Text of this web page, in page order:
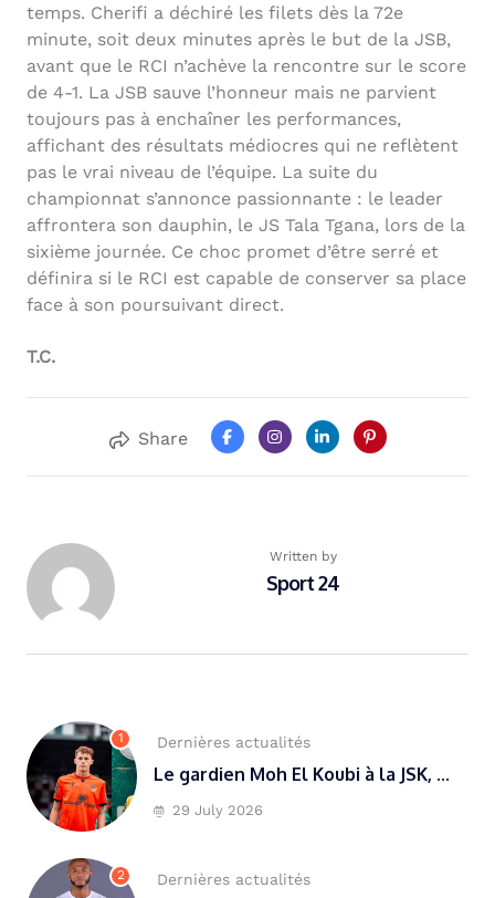
temps. Cherifi a déchiré les filets dès la 72e
minute, soit deux minutes après le but de la JSB,
avant que le RCI n’achève la rencontre sur le score
de 4-1. La JSB sauve l’honneur mais ne parvient
toujours pas à enchaîner les performances,
affichant des résultats médiocres qui ne reflètent
pas le vrai niveau de l’équipe. La suite du
championnat s’annonce passionnante : le leader
affrontera son dauphin, le JS Tala Tgana, lors de la
sixième journée. Ce choc promet d’être serré et
définira si le RCI est capable de conserver sa place
face à son poursuivant direct.
T.C.
Share
Written by
Sport 24
1 Dernières actualités
Le gardien Moh El Koubi à la JSK, ...
29 July 2026
2 Dernières actualités